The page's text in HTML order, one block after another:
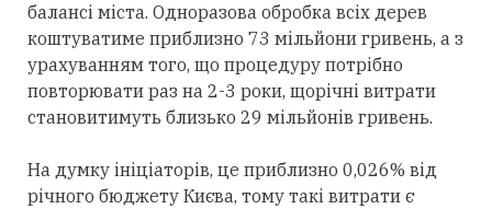
балансі міста. Одноразова обробка всіх дерев
коштуватиме приблизно 73 мільйони гривень, а з
урахуванням того, що процедуру потрібно
повторювати раз на 2-3 роки, щорічні витрати
становитимуть близько 29 мільйонів гривень.
На думку ініціаторів, це приблизно 0,026% від
річного бюджету Києва, тому такі витрати є